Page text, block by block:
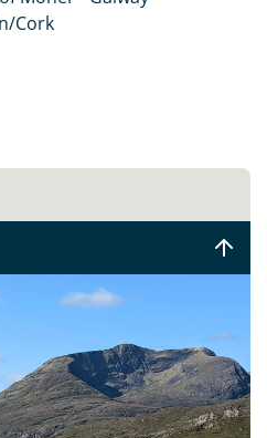
Sie das noch sehr
Cork